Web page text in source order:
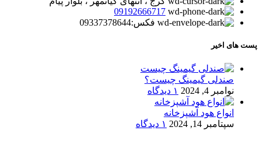
09192666717
فکس:09337378644
پست های اخیر
صندلی گیمینگ چیست؟
نوامبر 4, 2024
۱ دیدگاه
انواع هود آشپزخانه
سپتامبر 14, 2024
۱ دیدگاه